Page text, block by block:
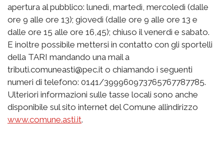
apertura al pubblico: lunedì, martedì, mercoledì (dalle
ore 9 alle ore 13); giovedì (dalle ore 9 alle ore 13 e
dalle ore 15 alle ore 16,45); chiuso il venerdì e sabato.
E inoltre possibile mettersi in contatto con gli sportelli
della TARI mandando una mail a
tributi.comuneasti@pec.it o chiamando i seguenti
numeri di telefono: 0141/399960973765767787785.
Ulteriori informazioni sulle tasse locali sono anche
disponibile sul sito internet del Comune allindirizzo
www.comune.asti.it.